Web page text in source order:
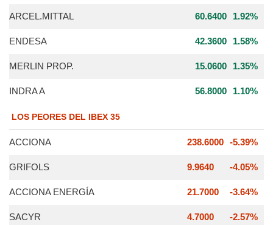
ARCEL.MITTAL 60.6400 1.92%
ENDESA 42.3600 1.58%
MERLIN PROP. 15.0600 1.35%
INDRA A 56.8000 1.10%
LOS PEORES DEL IBEX 35
ACCIONA 238.6000 -5.39%
GRIFOLS 9.9640 -4.05%
ACCIONA ENERGÍA 21.7000 -3.64%
SACYR 4.7000 -2.57%